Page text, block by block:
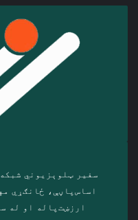
ارزښت‌پاله او ‎له سیاسي اړخه بې‌پرې رسنۍ ده.